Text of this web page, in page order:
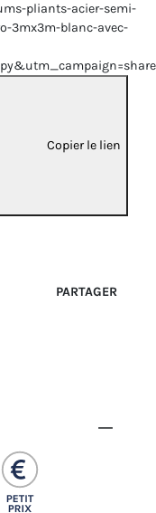
pliants-acier-semi-
3mx3m-blanc-avec-
Copier le lien
PARTAGER